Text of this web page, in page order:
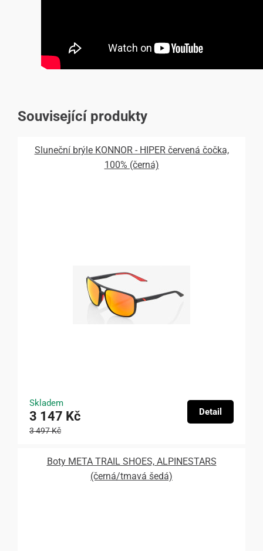
Související produkty
Sluneční brýle KONNOR - HIPER červená čočka,
100% (černá)
Skladem
3 147 Kč
3 497 Kč
Detail
Boty META TRAIL SHOES, ALPINESTARS
(černá/tmavá šedá)